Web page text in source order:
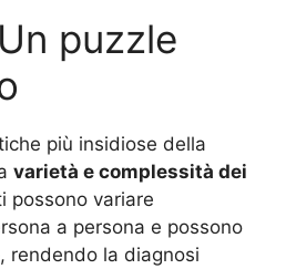
puzzle
più insidiose della
varietà e complessità dei
possono variare
a persona e possono
rendendo la diagnosi